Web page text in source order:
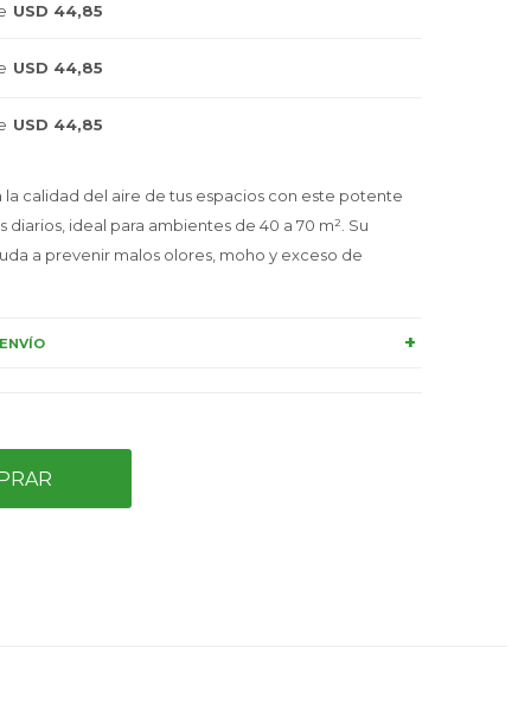
USD 44,85
USD 44,85
USD 44,85
la calidad del aire de tus espacios con este potente
ideal para ambientes de 40 a 70 m². Su
a prevenir malos olores, moho y exceso de